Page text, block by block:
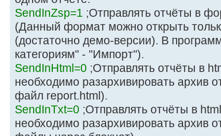
SendInZsp=1 ;Отправлять отчёты в
(Данный формат можно открыть
(достаточно демо-версии). В
категориям" - "Импорт").
SendInHtml=0 ;Отправлять отчёты в
необходимо разархивировать архив
файл report.html).
SendInTxt=0 ;Отправлять отчёты в
необходимо разархивировать архив